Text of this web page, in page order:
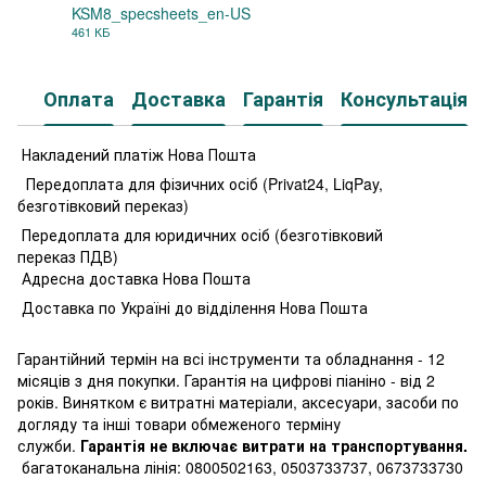
KSM8_specsheets_en-US
461 КБ
Оплата Доставка Гарантія Консультація
Накладений платіж Нова Пошта
Передоплата для фізичних осіб (Privat24, LiqPay,
безготівковий переказ)
Передоплата для юридичних осіб (безготівковий
переказ ПДВ)
Адресна доставка Нова Пошта
Доставка по Україні до відділення Нова Пошта
Гарантійний термін на всі інструменти та обладнання - 12
місяців з дня покупки. Гарантія на цифрові піаніно - від 2
років. Винятком є витратні матеріали, аксесуари, засоби по
догляду та інші товари обмеженого терміну
служби. Гарантія не включає витрати на транспортування.
багатоканальна лінія: 0800502163, 0503733737, 0673733730